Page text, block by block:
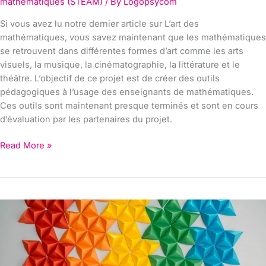
Si vous avez lu notre dernier article sur L’art des
mathématiques, vous savez maintenant que les mathématiques
se retrouvent dans différentes formes d’art comme les arts
visuels, la musique, la cinématographie, la littérature et le
théâtre. L’objectif de ce projet est de créer des outils
pédagogiques à l’usage des enseignants de mathématiques.
Ces outils sont maintenant presque terminés et sont en cours
d’évaluation par les partenaires du projet.
Read More »
Maths